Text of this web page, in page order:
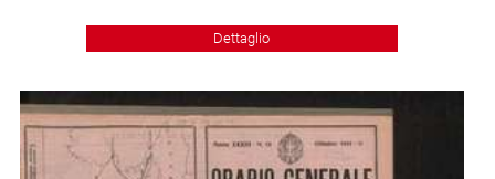
Dettaglio